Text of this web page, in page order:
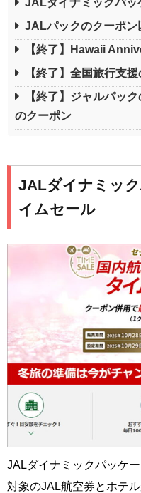
JALパックのクーポン
【終了】Hawaii
【終了】全国旅行支
【終了】ジャルパッ
のクーポン
JALダイナミッ
イムセール
JALダイナミックパッケ
対象のJAL航空券とホテ